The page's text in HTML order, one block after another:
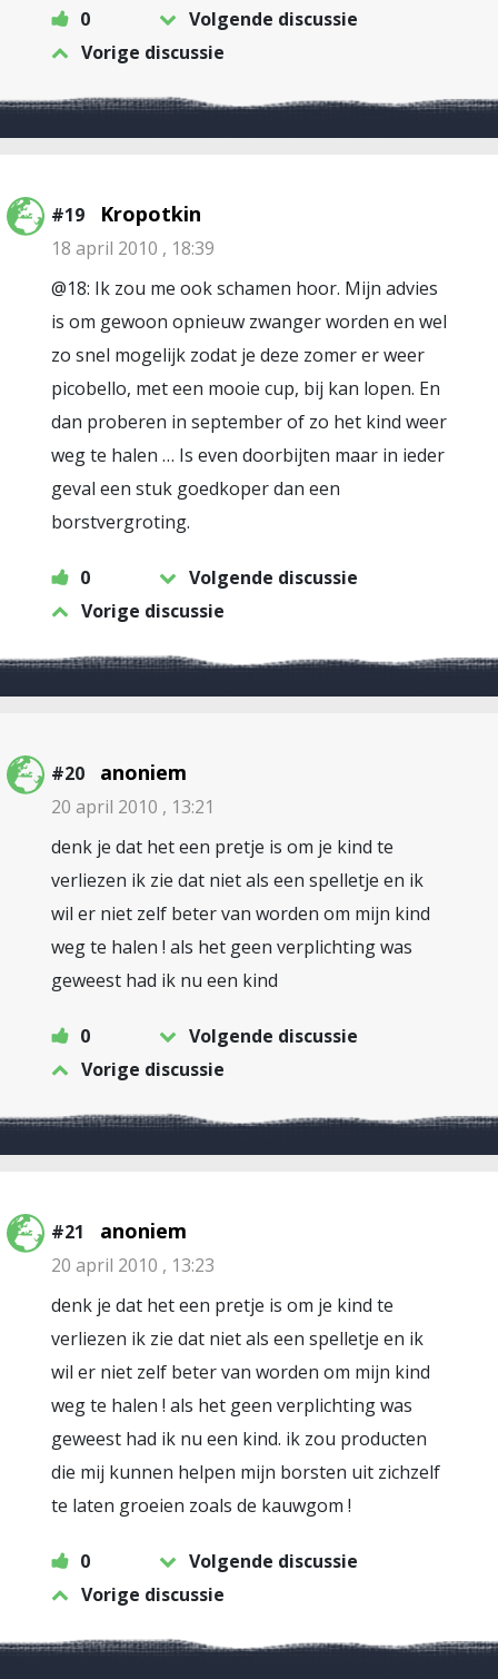
0
Volgende discussie
Vorige discussie
#19 Kropotkin
18 april 2010 , 18:39
@18: Ik zou me ook schamen hoor. Mijn advies
is om gewoon opnieuw zwanger worden en wel
zo snel mogelijk zodat je deze zomer er weer
picobello, met een mooie cup, bij kan lopen. En
dan proberen in september of zo het kind weer
weg te halen … Is even doorbijten maar in ieder
geval een stuk goedkoper dan een
borstvergroting.
0
Volgende discussie
Vorige discussie
#20 anoniem
20 april 2010 , 13:21
denk je dat het een pretje is om je kind te
verliezen ik zie dat niet als een spelletje en ik
wil er niet zelf beter van worden om mijn kind
weg te halen ! als het geen verplichting was
geweest had ik nu een kind
0
Volgende discussie
Vorige discussie
#21 anoniem
20 april 2010 , 13:23
denk je dat het een pretje is om je kind te
verliezen ik zie dat niet als een spelletje en ik
wil er niet zelf beter van worden om mijn kind
weg te halen ! als het geen verplichting was
geweest had ik nu een kind. ik zou producten
die mij kunnen helpen mijn borsten uit zichzelf
te laten groeien zoals de kauwgom !
0
Volgende discussie
Vorige discussie